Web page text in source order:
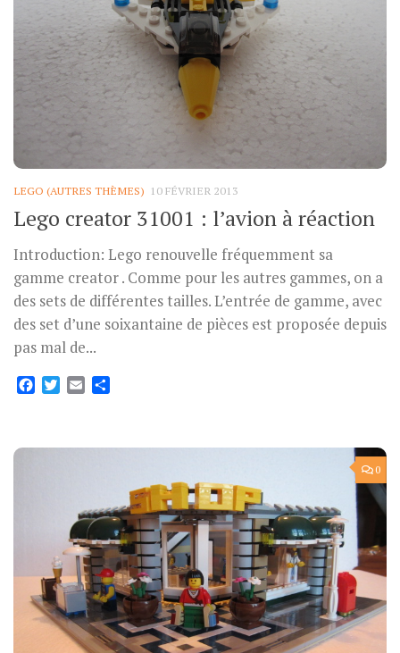
LEGO (AUTRES THÈMES) 10 FÉVRIER 2013
Lego creator 31001 : l’avion à réaction
Introduction: Lego renouvelle fréquemment sa
gamme creator . Comme pour les autres gammes, on a
des sets de différentes tailles. L’entrée de gamme, avec
des set d’une soixantaine de pièces est proposée depuis
pas mal de...
Facebook
Twitter
Email
0